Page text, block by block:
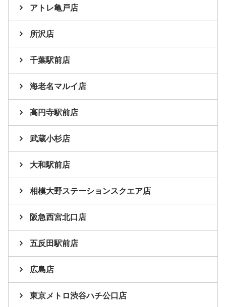
アトレ亀戸店
所沢店
千葉駅前店
海老名マルイ店
高円寺駅前店
武蔵小杉店
大和駅前店
相模大野ステーションスクエア店
阪急西宮北口店
五反田駅前店
広島店
東京メトロ渋谷ハチ公口店